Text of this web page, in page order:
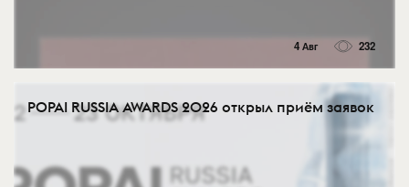
4 Авг 232
POPAI RUSSIA AWARDS 2026 открыл приём заявок